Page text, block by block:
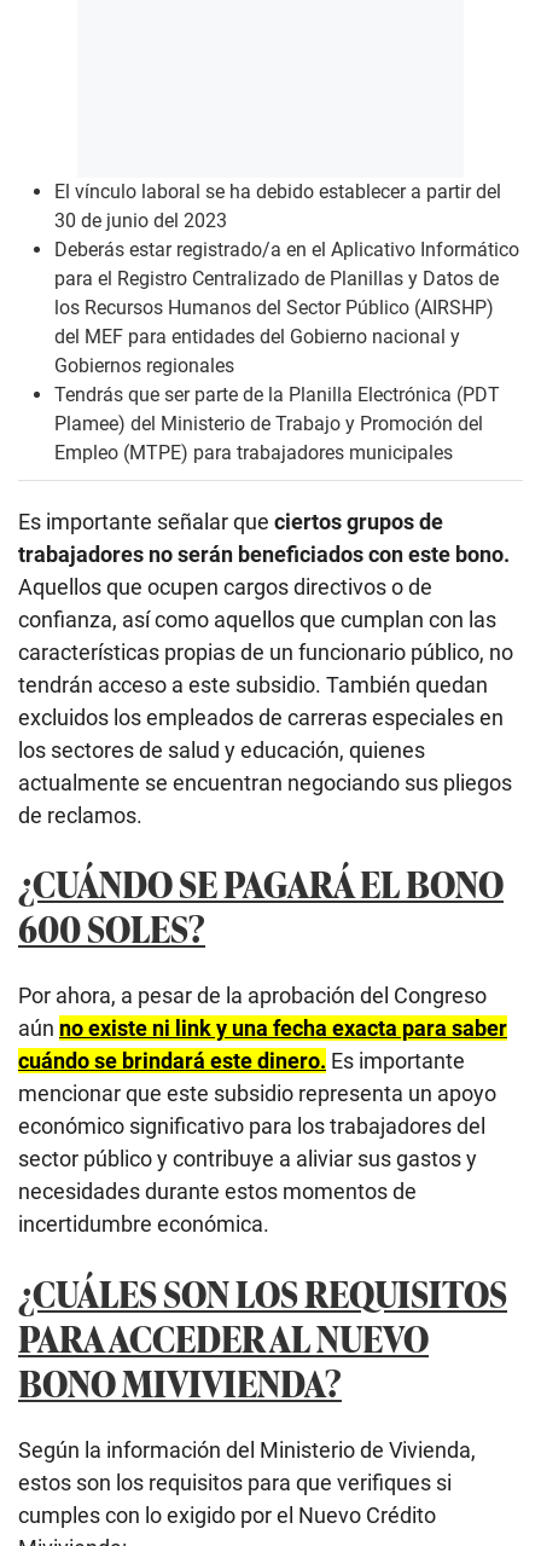
El vínculo laboral se ha debido establecer a partir del
30 de junio del 2023
Deberás estar registrado/a en el Aplicativo Informático
para el Registro Centralizado de Planillas y Datos de
los Recursos Humanos del Sector Público (AIRSHP)
del MEF para entidades del Gobierno nacional y
Gobiernos regionales
Tendrás que ser parte de la Planilla Electrónica (PDT
Plamee) del Ministerio de Trabajo y Promoción del
Empleo (MTPE) para trabajadores municipales
Es importante señalar que ciertos grupos de
trabajadores no serán beneficiados con este bono.
Aquellos que ocupen cargos directivos o de
confianza, así como aquellos que cumplan con las
características propias de un funcionario público, no
tendrán acceso a este subsidio. También quedan
excluidos los empleados de carreras especiales en
los sectores de salud y educación, quienes
actualmente se encuentran negociando sus pliegos
de reclamos.
¿CUÁNDO SE PAGARÁ EL BONO
600 SOLES?
Por ahora, a pesar de la aprobación del Congreso
aún no existe ni link y una fecha exacta para saber
cuándo se brindará este dinero. Es importante
mencionar que este subsidio representa un apoyo
económico significativo para los trabajadores del
sector público y contribuye a aliviar sus gastos y
necesidades durante estos momentos de
incertidumbre económica.
¿CUÁLES SON LOS REQUISITOS
PARA ACCEDER AL NUEVO
BONO MIVIVIENDA?
Según la información del Ministerio de Vivienda,
estos son los requisitos para que verifiques si
cumples con lo exigido por el Nuevo Crédito